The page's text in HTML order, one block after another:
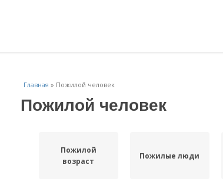
Главная » Пожилой человек
Пожилой человек
Пожилой
возраст
Пожилые люди